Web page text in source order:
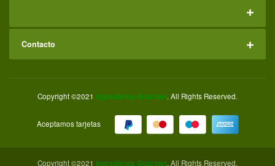
Contacto
Copyright ©2021 Ingredienta Gourmet. All Rights Reserved.
Aceptamos tarjetas
Copyright ©2021 Ingredienta Gourmet. All Rights Reserved.